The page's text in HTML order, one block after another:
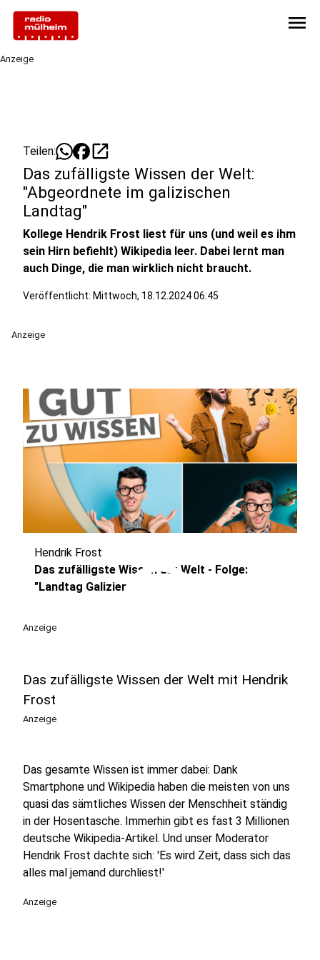
menu
Anzeige
Teilen: open_in_new
Das zufälligste Wissen der Welt:
"Abgeordnete im galizischen
Landtag"
Kollege Hendrik Frost liest für uns (und weil es ihm
sein Hirn befiehlt) Wikipedia leer. Dabei lernt man
auch Dinge, die man wirklich nicht braucht.
Veröffentlicht: Mittwoch, 18.12.2024 06:45
Anzeige
play_circle
Hendrik Frost
Das zufälligste Wissen der Welt - Folge:
"Landtag Galizien"
Anzeige
Das zufälligste Wissen der Welt mit Hendrik
Frost
Anzeige
Das gesamte Wissen ist immer dabei: Dank
Smartphone und Wikipedia haben die meisten von uns
quasi das sämtliches Wissen der Menschheit ständig
in der Hosentasche. Immerhin gibt es fast 3 Millionen
deutsche Wikipedia-Artikel. Und unser Moderator
Hendrik Frost dachte sich: 'Es wird Zeit, dass sich das
alles mal jemand durchliest!'
Anzeige